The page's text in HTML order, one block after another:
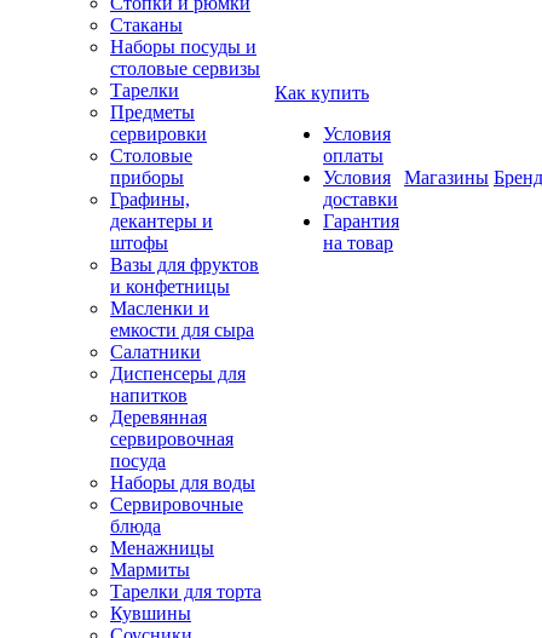
Стаканы
Наборы посуды и
столовые сервизы
Тарелки
Предметы
сервировки
Столовые
приборы
Графины,
декантеры и
штофы
Вазы для фруктов
и конфетницы
Масленки и
емкости для сыра
Салатники
Диспенсеры для
напитков
Деревянная
сервировочная
посуда
Наборы для воды
Сервировочные
блюда
Менажницы
Мармиты
Тарелки для торта
Кувшины
Как купить
Условия
оплаты
Условия
доставки
Гарантия
на товар
Магазины